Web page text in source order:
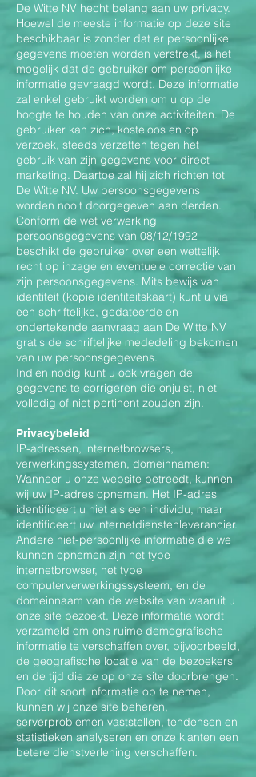
De Witte NV hecht belang aan uw privacy.
Hoewel de meeste informatie op deze site
beschikbaar is zonder dat er persoonlijke
gegevens moeten worden verstrekt, is het
mogelijk dat de gebruiker om persoonlijke
informatie gevraagd wordt. Deze informatie
zal enkel gebruikt worden om u op de
hoogte te houden van onze activiteiten. De
gebruiker kan zich, kosteloos en op
verzoek, steeds verzetten tegen het
gebruik van zijn gegevens voor direct
marketing. Daartoe zal hij zich richten tot
De Witte NV. Uw persoonsgegevens
worden nooit doorgegeven aan derden.
Conform de wet verwerking
persoonsgegevens van 08/12/1992
beschikt de gebruiker over een wettelijk
recht op inzage en eventuele correctie van
zijn persoonsgegevens. Mits bewijs van
identiteit (kopie identiteitskaart) kunt u via
een schriftelijke, gedateerde en
ondertekende aanvraag aan De Witte NV
gratis de schriftelijke mededeling bekomen
van uw persoonsgegevens.
Indien nodig kunt u ook vragen de
gegevens te corrigeren die onjuist, niet
volledig of niet pertinent zouden zijn.
Privacybeleid
IP-adressen, internetbrowsers,
verwerkingssystemen, domeinnamen:
Wanneer u onze website betreedt, kunnen
wij uw IP-adres opnemen. Het IP-adres
identificeert u niet als een individu, maar
identificeert uw internetdienstenleverancier.
Andere niet-persoonlijke informatie die we
kunnen opnemen zijn het type
internetbrowser, het type
computerverwerkingssysteem, en de
domeinnaam van de website van waaruit u
onze site bezoekt. Deze informatie wordt
verzameld om ons ruime demografische
informatie te verschaffen over, bijvoorbeeld,
de geografische locatie van de bezoekers
en de tijd die ze op onze site doorbrengen.
Door dit soort informatie op te nemen,
kunnen wij onze site beheren,
serverproblemen vaststellen, tendensen en
statistieken analyseren en onze klanten een
betere dienstverlening verschaffen.